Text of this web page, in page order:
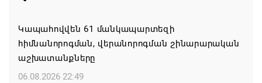
Կապահովվեն 61 մանկապարտեզի
հիմնանորոգման, վերանորոգման շինարարական
աշխատանքները
06.08.2026 22:49